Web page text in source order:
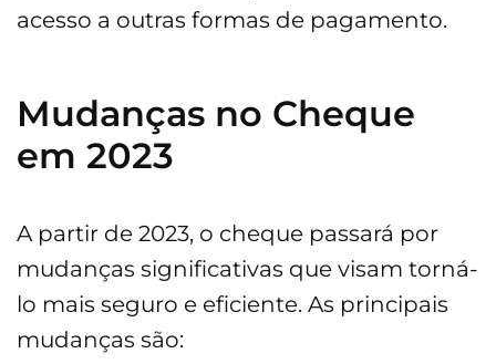
acesso a outras formas de pagamento.
Mudanças no Cheque
em 2023
A partir de 2023, o cheque passará por
mudanças significativas que visam torná-
lo mais seguro e eficiente. As principais
mudanças são: